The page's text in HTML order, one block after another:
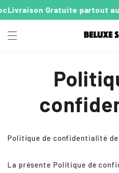
passer
u
Gratuite partout au
Politique de confidentialité de
La présente Politique de